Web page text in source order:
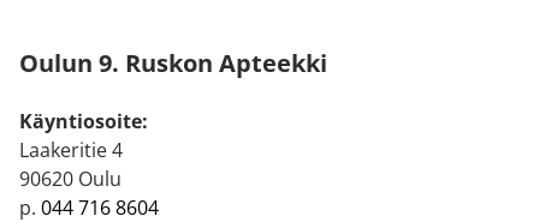
Oulun 9. Ruskon Apteekki
Käyntiosoite:
Laakeritie 4
90620 Oulu
p. 044 716 8604